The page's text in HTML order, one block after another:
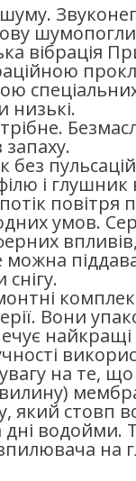
вібрація
низькі.
запаху.
без
і
повітря
умов.
можна
Вони
на те,
який стовп
водойми.
на